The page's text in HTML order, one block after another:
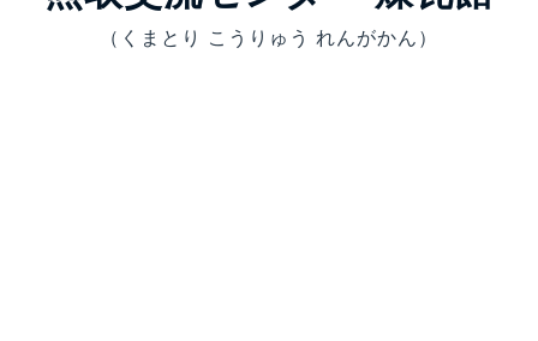
（くまとり こうりゅう れんがかん）